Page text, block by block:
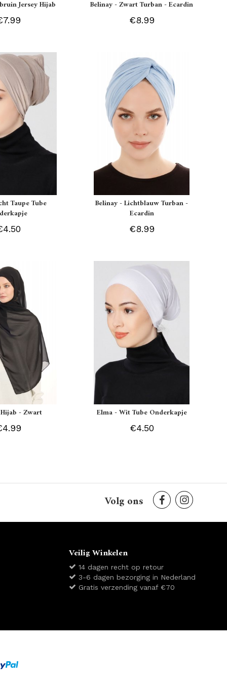
Jersey Hijab Belinay - Zwart Turban - Ecardin
€8.99
Taupe Tube
Belinay - Lichtblauw Turban -
Ecardin
€8.99
- Zwart Elma - Wit Tube Onderkapje
€4.50
Volg ons
Veilig Winkelen
14 dagen recht op retour
3-6 dagen bezorging in Nederland
Gratis verzending vanaf €70